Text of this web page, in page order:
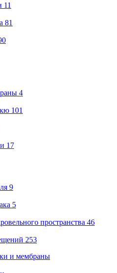
11
81
4
101
17
9
5
пространства 46
253
и мембраны